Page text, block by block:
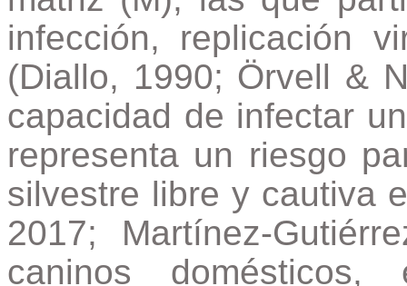
infección, replicación
(Diallo, 1990; Örvell &
capacidad de infectar
representa un riesgo
silvestre libre y cautiva
2017; Martínez-
caninos